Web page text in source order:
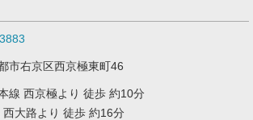
市右京区西京極東町46
線 西京極より 徒歩 約10分
西大路より 徒歩 約16分